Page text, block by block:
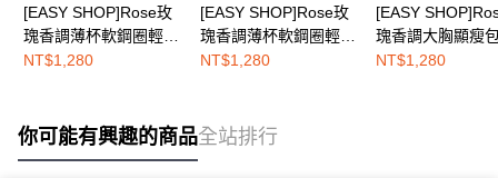
[EASY SHOP]Rose玫
瑰香調薄杯軟鋼圈輕塑
圓潤美胸內衣-玫瑰香
NT$1,280
[EASY SHOP]Rose玫
瑰香調薄杯軟鋼圈輕塑
圓潤美胸內衣-深情玫
NT$1,280
[EASY
瑰香調大胸顯瘦
定無鋼圈內衣-初
NT$1,280
你可能有興趣的商品全站排行